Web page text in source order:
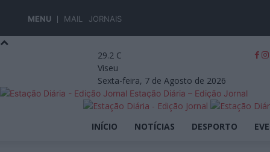
MENU MAIL JORNAIS
29.2 C
Viseu
Sexta-feira, 7 de Agosto de 2026
Estação Diária – Edição Jornal
INÍCIO NOTÍCIAS DESPORTO